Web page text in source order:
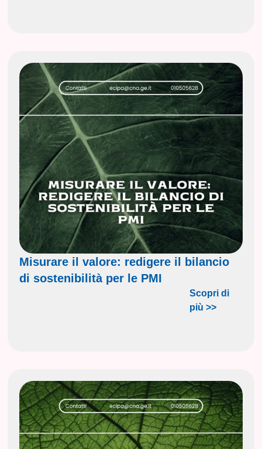
Misurare il valore: redigere il bilancio
di sostenibilità per le PMI
Scopri di
più >>